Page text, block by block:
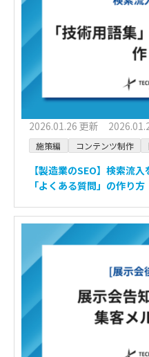
2026.01.26 更新
施策編 コンテンツ制作
【製造業のSEO】検索流
「よくある質問」の作り方